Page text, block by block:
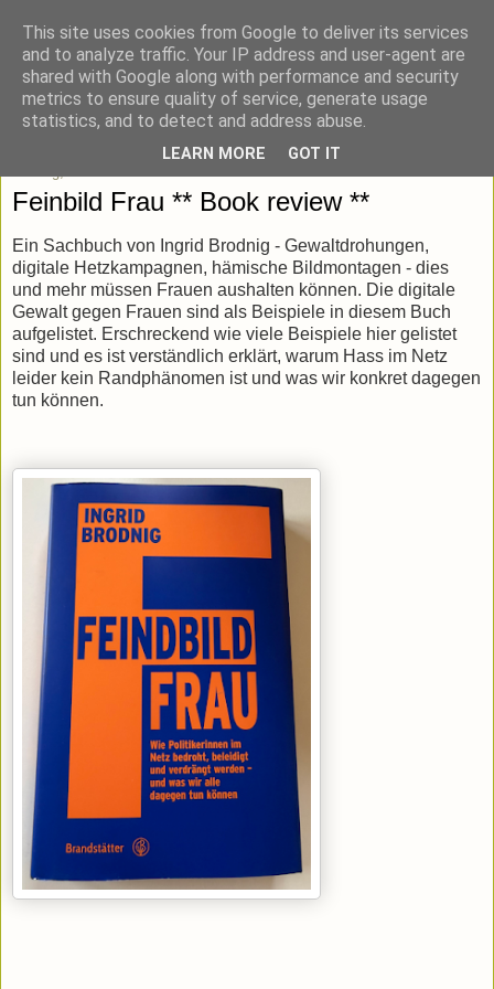
blick-punkt[e..]
Momentaufnahmen von unterwegs & daheim.
Feinbild Frau ** Book review **
Ein Sachbuch von Ingrid Brodnig - Gewaltdrohungen,
digitale Hetzkampagnen, hämische Bildmontagen - dies
und mehr müssen Frauen aushalten können. Die digitale
Gewalt gegen Frauen sind als Beispiele in diesem Buch
aufgelistet. Erschreckend wie viele Beispiele hier gelistet
sind und es ist verständlich erklärt, warum Hass im Netz
leider kein Randphänomen ist und was wir konkret dagegen
tun können.
This site uses cookies from Google to deliver its services
and to analyze traffic. Your IP address and user-agent are
shared with Google along with performance and security
metrics to ensure quality of service, generate usage
statistics, and to detect and address abuse.
LEARN MORE GOT IT